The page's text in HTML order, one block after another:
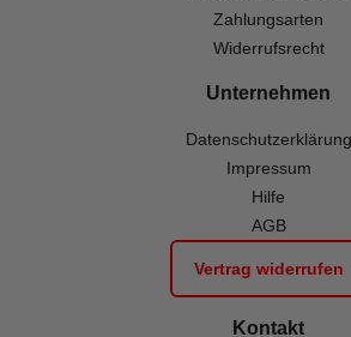
Zahlungsarten
Widerrufsrecht
Unternehmen
Datenschutzerklärung
Impressum
Hilfe
AGB
Vertrag widerrufen
Kontakt